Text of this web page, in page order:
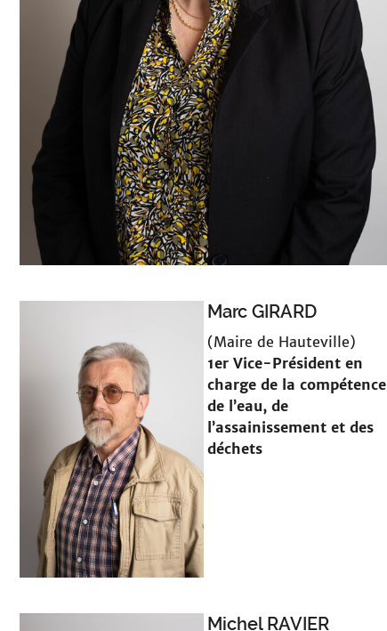
Marc GIRARD
(Maire de Hauteville)
1er Vice-Président en
charge de la compétence
de l’eau, de
l’assainissement et des
déchets
Michel RAVIER